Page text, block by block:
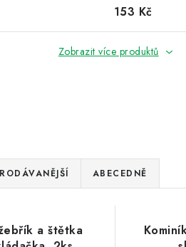
153 Kč
Zobrazit více produktů
ABECEDNĚ
a štětka